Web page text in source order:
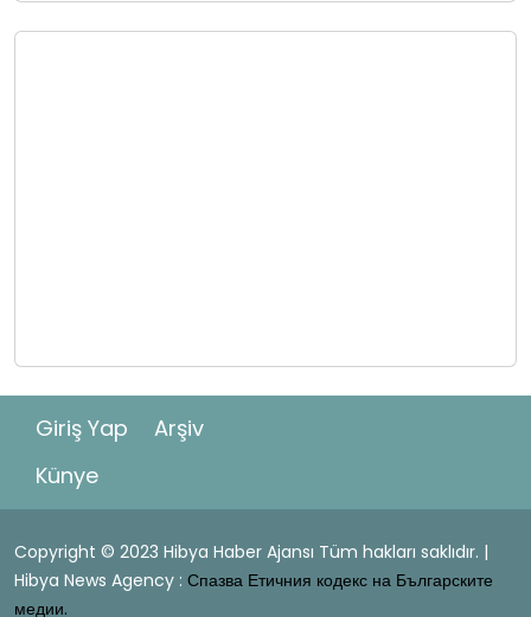
Giriş Yap
Arşiv
Künye
Copyright © 2023 Hibya Haber Ajansı Tüm hakları saklıdır. |
Hibya News Agency : Спазва Етичния кодекс на Българските
медии.